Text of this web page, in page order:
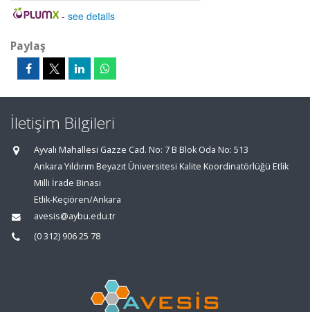
- see details
Paylaş
İletişim Bilgileri
Ayvalı Mahallesi Gazze Cad. No: 7 B Blok Oda No: 513
Ankara Yıldırım Beyazıt Üniversitesi Kalite Koordinatörlüğü Etlik
Milli İrade Binası
Etlik-Keçiören/Ankara
avesis@aybu.edu.tr
(0 312) 906 25 78